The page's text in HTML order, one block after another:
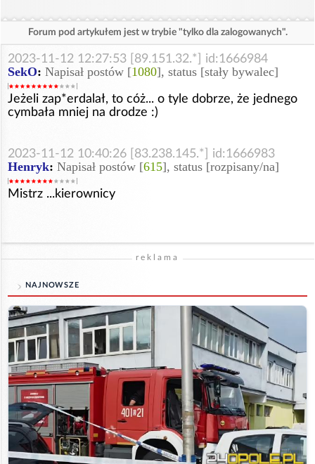
Forum pod artykułem jest w trybie "tylko dla zalogowanych".
2023-11-12 12:27:53 [89.151.32.*] id:1666984
SekO: Napisał postów [1080], status [stały bywalec]
Jeżeli zap*erdalał, to cóż... o tyle dobrze, że jednego
cymbała mniej na drodze :)
2023-11-12 10:40:26 [83.238.145.*] id:1666983
Henryk: Napisał postów [615], status [rozpisany/na]
Mistrz ...kierownicy
reklama
NAJNOWSZE